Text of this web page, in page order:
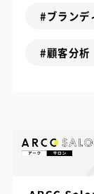
#ブランデ
#顧客分析